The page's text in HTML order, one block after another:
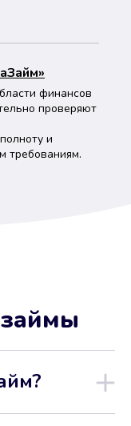
финансов
проверяют
и
требованиям.